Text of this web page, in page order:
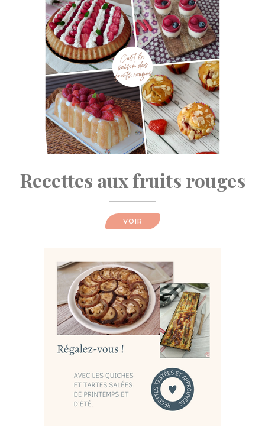
Recettes aux fruits rouges
VOIR